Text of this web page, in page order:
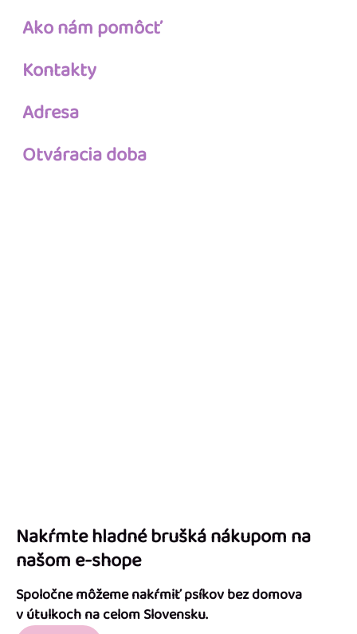
Ako nám pomôcť
Kontakty
Adresa
Otváracia doba
Nakŕmte hladné brušká nákupom na
našom e-shope
Spoločne môžeme nakŕmiť psíkov bez domova
v útulkoch na celom Slovensku.